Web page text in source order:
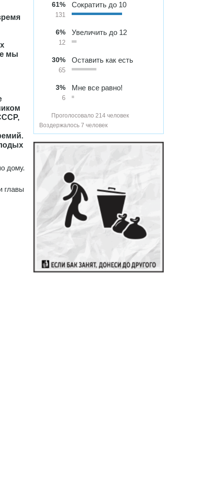
мы
дому.
главы
61%
131
Сократить до 10
6%
12
Увеличить до 12
30%
65
Оставить как есть
3%
6
Мне все равно!
Проголосовало 214 человек
Воздержалось 7 человек